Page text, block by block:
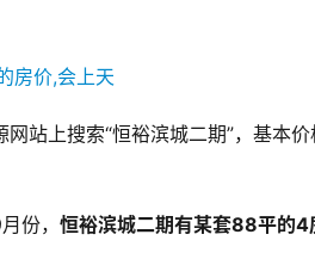
网站上搜索“恒裕滨城二期”，基本
份， 恒裕滨城二期有某套88平的4